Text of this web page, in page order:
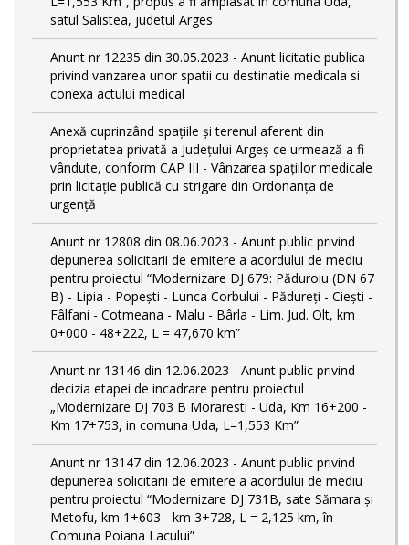
satul Salistea, judetul Arges
Anunt nr 12235 din 30.05.2023 - Anunt licitatie publica
privind vanzarea unor spatii cu destinatie medicala si
conexa actului medical
Anexă cuprinzând spaţiile şi terenul aferent din
proprietatea privată a Judeţului Argeş ce urmează a fi
vândute, conform CAP III - Vânzarea spațiilor medicale
prin licitație publică cu strigare din Ordonanța de
urgență
Anunt nr 12808 din 08.06.2023 - Anunt public privind
depunerea solicitarii de emitere a acordului de mediu
pentru proiectul “Modernizare DJ 679: Păduroiu (DN 67
B) - Lipia - Popești - Lunca Corbului - Pădureţi - Ciești -
Fâlfani - Cotmeana - Malu - Bârla - Lim. Jud. Olt, km
0+000 - 48+222, L = 47,670 km”
Anunt nr 13146 din 12.06.2023 - Anunt public privind
decizia etapei de incadrare pentru proiectul
„Modernizare DJ 703 B Moraresti - Uda, Km 16+200 -
Km 17+753, in comuna Uda, L=1,553 Km”
Anunt nr 13147 din 12.06.2023 - Anunt public privind
depunerea solicitarii de emitere a acordului de mediu
pentru proiectul “Modernizare DJ 731B, sate Sămara și
Metofu, km 1+603 - km 3+728, L = 2,125 km, în
Comuna Poiana Lacului”